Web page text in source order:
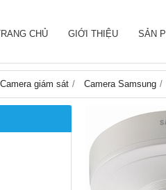
CHỦ GIỚI THIỆU SẢN
Camera giám sát Camera Samsung